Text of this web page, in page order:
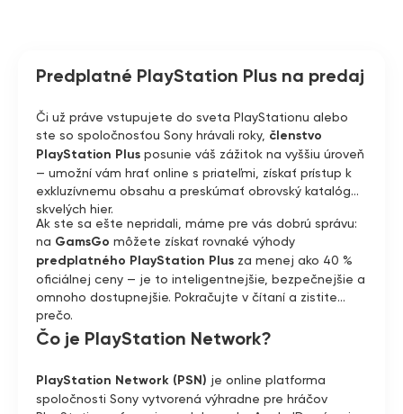
Predplatné PlayStation Plus na predaj
Či už práve vstupujete do sveta PlayStationu alebo
ste so spoločnosťou Sony hrávali roky, členstvo
PlayStation Plus posunie váš zážitok na vyššiu úroveň
— umožní vám hrať online s priateľmi, získať prístup k
exkluzívnemu obsahu a preskúmať obrovský katalóg
skvelých hier.
Ak ste sa ešte nepridali, máme pre vás dobrú správu:
na GamsGo môžete získať rovnaké výhody
predplatného PlayStation Plus za menej ako 40 %
oficiálnej ceny — je to inteligentnejšie, bezpečnejšie a
omnoho dostupnejšie. Pokračujte v čítaní a zistite
prečo.
Čo je PlayStation Network?
PlayStation Network (PSN) je online platforma
spoločnosti Sony vytvorená výhradne pre hráčov